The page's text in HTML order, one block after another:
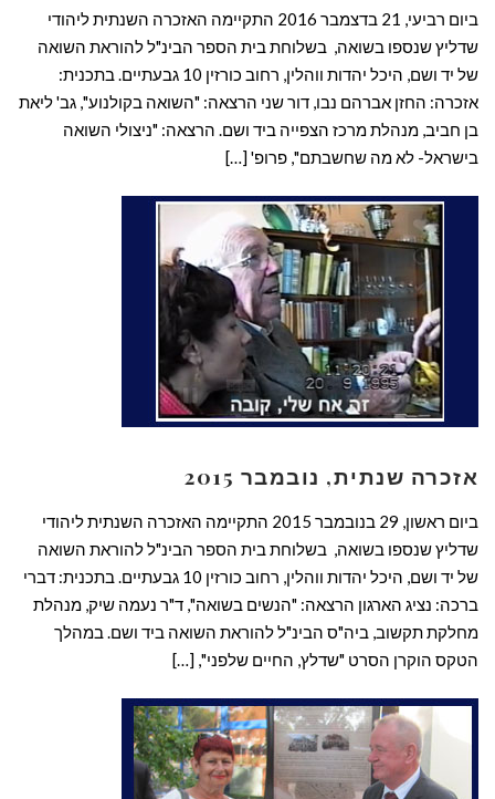
ביום רביעי, 21 בדצמבר 2016 התקיימה האזכרה השנתית ליהודי
שדליץ שנספו בשואה, בשלוחת בית הספר הבינ"ל להוראת השואה
של יד ושם, היכל יהדות ווהלין, רחוב כורזין 10 גבעתיים. בתכנית:
אזכרה: החזן אברהם נבו, דור שני הרצאה: "השואה בקולנוע", גב' ליאת
בן חביב, מנהלת מרכז הצפייה ביד ושם. הרצאה: "ניצולי השואה
בישראל- לא מה שחשבתם", פרופ' […]
קרא עוד ←
אזכרה שנתית, נובמבר 2015
ביום ראשון, 29 בנובמבר 2015 התקיימה האזכרה השנתית ליהודי
שדליץ שנספו בשואה, בשלוחת בית הספר הבינ"ל להוראת השואה
של יד ושם, היכל יהדות ווהלין, רחוב כורזין 10 גבעתיים. בתכנית: דברי
ברכה: נציג הארגון הרצאה: "הנשים בשואה", ד"ר נעמה שיק, מנהלת
מחלקת תקשוב, ביה"ס הבינ"ל להוראת השואה ביד ושם. במהלך
הטקס הוקרן הסרט "שדלץ, החיים שלפני", […]
קרא עוד ←